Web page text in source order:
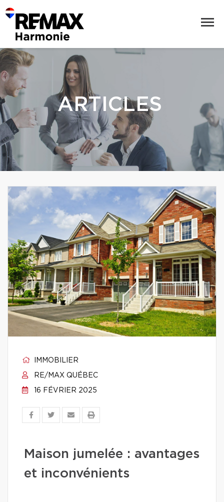
ARTICLES
IMMOBILIER
RE/MAX QUÉBEC
16 FÉVRIER 2025
Maison jumelée : avantages
et inconvénients